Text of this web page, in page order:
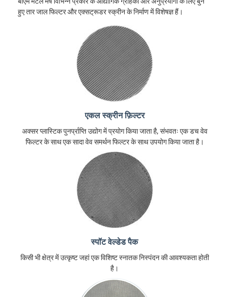
हुए तार जाल फिल्टर और एक्सट्रूडर स्क्रीन के निर्माण में विशेषज्ञ हैं।
एकल स्क्रीन फ़िल्टर
अक्सर प्लास्टिक पुनर्प्राप्ति उद्योग में प्रयोग किया जाता है, संभवतः एक डच वेव
फिल्टर के साथ एक सादा वेव समर्थन फिल्टर के साथ उपयोग किया जाता है।
स्पॉट वेल्डेड पैक
किसी भी क्षेत्र में उत्कृष्ट जहां एक विशिष्ट स्नातक निस्पंदन की आवश्यकता होती
है।